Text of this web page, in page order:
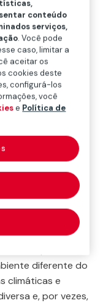
as férias
problemas de
por isso, é
protegidos para
problema.
as pessoas
do seu
ao ar livre e, até
praia deserta
estar ciente
diferente do
climáticas e
e, por vezes,
conteúdo
serviços,
. Você pode
caso, limitar a
aceitar os
cookies deste
configurá-los
você
e Política de